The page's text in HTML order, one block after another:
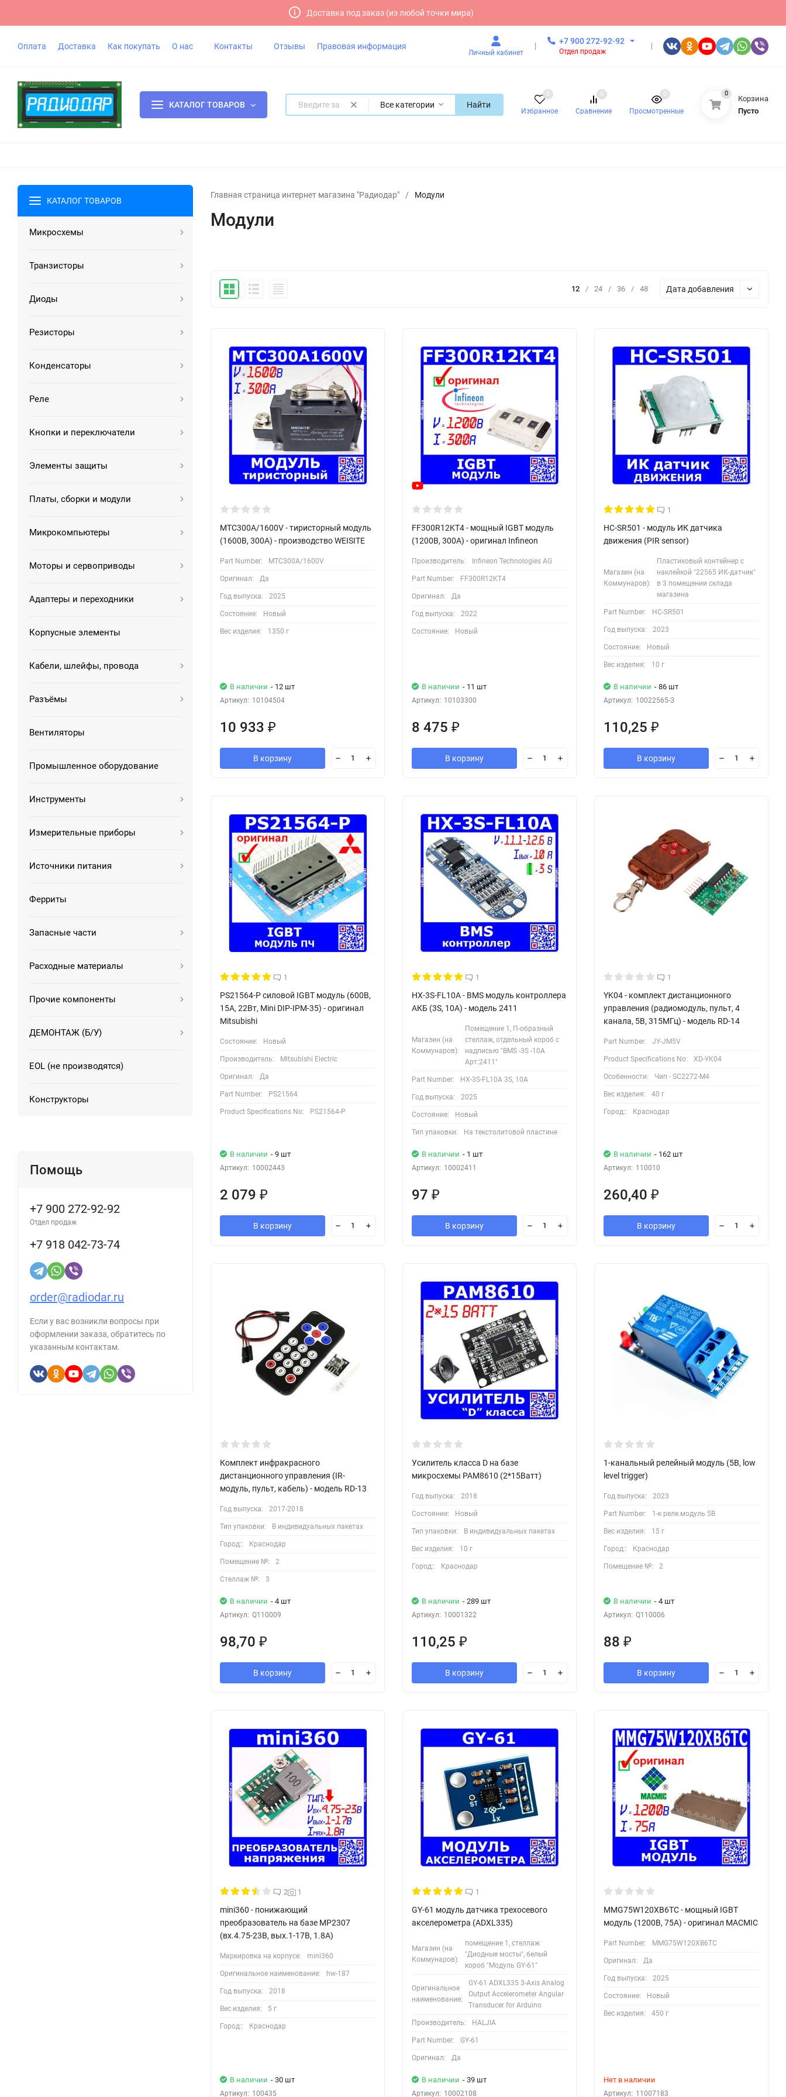
Доставка под заказ (из любой точки мира)
Оплата Доставка Как покупать О нас Контакты Отзывы Правовая информация
Личный кабинет
+7 900 272-92-92
Отдел продаж
КАТАЛОГ ТОВАРОВ Все категории Найти
Избранное
0
Сравнение
0
Просмотренные
0 0
Корзина
Пусто
КАТАЛОГ ТОВАРОВ
Микросхемы
Транзисторы
Диоды
Резисторы
Конденсаторы
Реле
Кнопки и переключатели
Элементы защиты
Платы, сборки и модули
Микрокомпьютеры
Моторы и сервоприводы
Адаптеры и переходники
Корпусные элементы
Кабели, шлейфы, провода
Разъёмы
Вентиляторы
Промышленное оборудование
Инструменты
Измерительные приборы
Источники питания
Ферриты
Запасные части
Расходные материалы
Прочие компоненты
ДЕМОНТАЖ (Б/У)
EOL (не производятся)
Конструкторы
Помощь
+7 900 272-92-92
Отдел продаж
+7 918 042-73-74
order@radiodar.ru
Если у вас возникли вопросы при
оформлении заказа, обратитесь по
указанным контактам.
Главная страница интернет магазина "Радиодар" / Модули
Модули
12 / 24 / 36 / 48 Дата добавления
MTC300A/1600V - тиристорный модуль
(1600В, 300А) - производство WEISITE
Part Number: MTC300A/1600V
Оригинал: Да
Год выпуска: 2025
Состояние: Новый
Вес изделия: 1350 г
В наличии - 12 шт
Артикул: 10104504
10 933 ₽
В корзину
FF300R12KT4 - мощный IGBT модуль
(1200В, 300А) - оригинал Infineon
Производитель: Infineon Technologies AG
Part Number: FF300R12KT4
Оригинал: Да
Год выпуска: 2022
Состояние: Новый
В наличии - 11 шт
Артикул: 10103300
8 475 ₽
В корзину
1
HC-SR501 - модуль ИК датчика
движения (PIR sensor)
Магазин (на
Коммунаров):
Пластиковый контейнер с
наклейкой "22565 ИК-датчик"
в 3 помещении склада
магазина
Part Number: HC-SR501
Год выпуска: 2023
Состояние: Новый
Вес изделия: 10 г
В наличии - 86 шт
Артикул: 10022565-З
110,25 ₽
В корзину
1
PS21564-P силовой IGBT модуль (600В,
15А, 22Вт, Mini DIP-IPM-35) - оригинал
Mitsubishi
Состояние: Новый
Производитель: Mitsubishi Electric
Оригинал: Да
Part Number: PS21564
Product Specifications No: PS21564-P
В наличии - 9 шт
Артикул: 10002443
2 079 ₽
В корзину
1
HX-3S-FL10A - BMS модуль контроллера
АКБ (3S, 10A) - модель 2411
Магазин (на
Коммунаров):
Помещение 1, П-образный
стеллаж, отдельный короб с
надписью "BMS -3S -10A
Арт:2411"
Part Number: HX-3S-FL10A 3S, 10A
Год выпуска: 2025
Состояние: Новый
Тип упаковки: На текстолитовой пластине
В наличии - 1 шт
Артикул: 10002411
97 ₽
В корзину
1
YK04 - комплект дистанционного
управления (радиомодуль, пульт, 4
канала, 5В, 315МГц) - модель RD-14
Part Number: JY-JM5V
Product Specifications No: XD-YK04
Особенности: Чип - SC2272-M4
Вес изделия: 40 г
Город:: Краснодар
В наличии - 162 шт
Артикул: 110010
260,40 ₽
В корзину
Комплект инфракрасного
дистанционного управления (IR-
модуль, пульт, кабель) - модель RD-13
Год выпуска: 2017-2018
Тип упаковки: В индивидуальных пакетах
Город:: Краснодар
Помещение №: 2
Стеллаж №: 3
В наличии - 4 шт
Артикул: Q110009
98,70 ₽
В корзину
Усилитель класса D на базе
микросхемы PAM8610 (2*15Ватт)
Год выпуска: 2018
Состояние: Новый
Тип упаковки: В индивидуальных пакетах
Вес изделия: 10 г
Город:: Краснодар
В наличии - 289 шт
Артикул: 10001322
110,25 ₽
В корзину
1-канальный релейный модуль (5В, low
level trigger)
Год выпуска: 2023
Part Number: 1-к реле.модуль 5В
Вес изделия: 15 г
Город:: Краснодар
Помещение №: 2
В наличии - 4 шт
Артикул: Q110006
88 ₽
В корзину
2 1
mini360 - понижающий
преобразователь на базе MP2307
(вх.4.75-23В, вых.1-17В, 1.8А)
Маркировка на корпусе: mini360
Оригинальное наименование: hw-187
Год выпуска: 2018
Вес изделия: 5 г
Город:: Краснодар
В наличии - 30 шт
Артикул: 100435
1
GY-61 модуль датчика трехосевого
акселерометра (ADXL335)
Магазин (на
Коммунаров):
помещение 1, стеллаж
"Диодные мосты", белый
короб "Модуль GY-61"
Оригинальное
наименование:
GY-61 ADXL335 3-Axis Analog
Output Accelerometer Angular
Transducer for Arduino
Производитель: HALJIA
Part Number: GY-61
Оригинал: Да
В наличии - 39 шт
Артикул: 10002108
MMG75W120XB6TC - мощный IGBT
модуль (1200В, 75А) - оригинал MACMIC
Part Number: MMG75W120XB6TC
Оригинал: Да
Год выпуска: 2025
Состояние: Новый
Вес изделия: 450 г
Нет в наличии
Артикул: 11007183